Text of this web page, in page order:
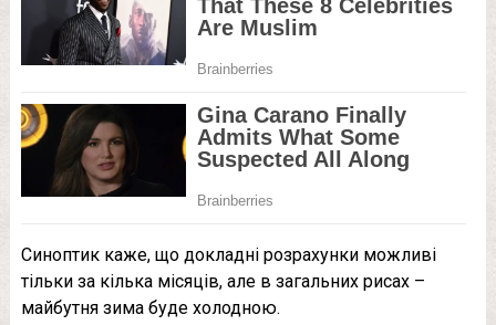
Синоптик каже, що докладні розрахунки можливі
тільки за кілька місяців, але в загальних рисах –
майбутня зима буде холодною.